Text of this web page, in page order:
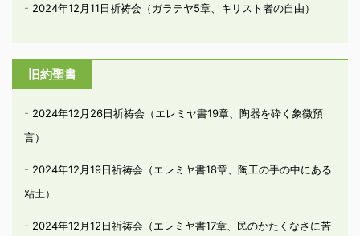
2024年12月11日祈祷会（ガラテヤ5章、キリスト者の自由）
旧約聖書
2024年12月26日祈祷会（エレミヤ書19章、陶器を砕く象徴預
言）
2024年12月19日祈祷会（エレミヤ書18章、陶工の手の中にある
粘土）
2024年12月12日祈祷会（エレミヤ書17章、民のかたくなさに苦